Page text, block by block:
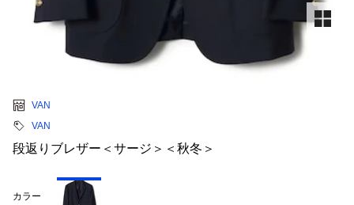
VAN
VAN
段返りブレザー＜サージ＞＜秋冬＞
カラー